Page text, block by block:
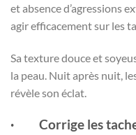
et absence d’agressions
agir efficacement sur les
Sa texture douce et
la peau. Nuit après nuit,
révèle son éclat.
· Corrige les